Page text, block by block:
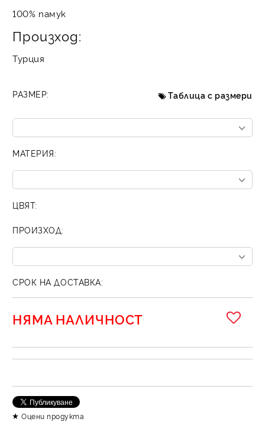
100% памук
Произход:
Турция
РАЗМЕР: Таблица с размери
МАТЕРИЯ:
ЦВЯТ:
ПРОИЗХОД:
СРОК НА ДОСТАВКА:
НЯМА НАЛИЧНОСТ
Оцени продукта